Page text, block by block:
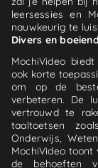
leersessies en
nauwkeurig te
Divers en
MochiVideo
ook korte
om op de
verbeteren. De
vertrouwd te
taaltoetsen
Onderwijs,
MochiVideo
de behoeften